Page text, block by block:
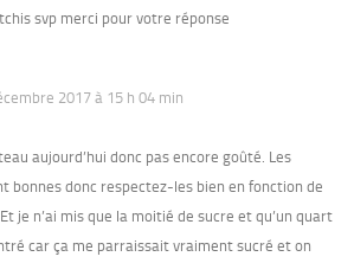
svp merci pour votre réponse
2017 à 15 h 04 min
aujourd’hui donc pas encore goûté. Les
bonnes donc respectez-les bien en fonction de
je n’ai mis que la moitié de sucre et qu’un quart
car ça me parraissait vraiment sucré et on